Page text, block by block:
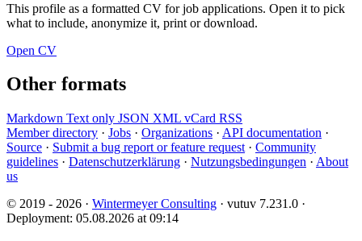
This profile as a formatted CV for job applications. Open it to pick
what to include, anonymize it, print or download.
Open CV
Other formats
Markdown Text only JSON XML vCard RSS
Member directory · Jobs · Organizations · API documentation ·
Source · Submit a bug report or feature request · Community
guidelines · Datenschutzerklärung · Nutzungsbedingungen · About
us
© 2019 - 2026 · Wintermeyer Consulting · vutuv 7.231.0 ·
Deployment: 05.08.2026 at 09:14